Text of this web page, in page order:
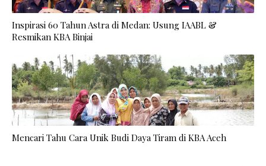
Inspirasi 60 Tahun Astra di Medan: Usung IAABL &
Resmikan KBA Binjai
Mencari Tahu Cara Unik Budi Daya Tiram di KBA Aceh